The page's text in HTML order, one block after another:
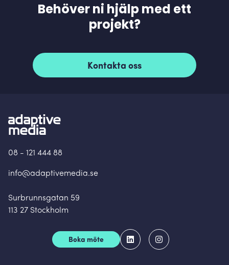
Behöver ni hjälp med ett
projekt?
Kontakta oss
08 - 121 444 88
info@adaptivemedia.se
Surbrunnsgatan 59
113 27 Stockholm
Boka möte